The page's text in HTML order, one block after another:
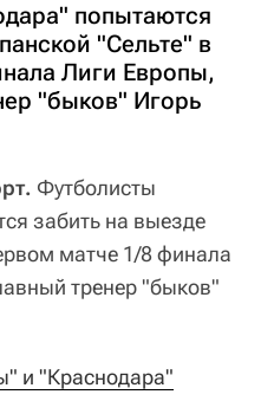
попытаются
"Сельте" в
Лиги Европы,
"быков" Игорь
Футболисты
забить на выезде
матче 1/8 финала
тренер "быков"
и "Краснодара"